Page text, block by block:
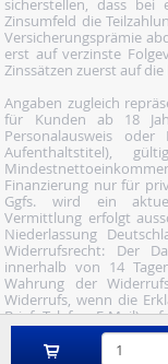
sicherstellen, dass bei
Zinsumfeld die
Versicherungsprämie
erst auf verzinste
Zinssätzen zuerst auf
Angaben zugleich
für Kunden ab 18
Personalausweis oder
Aufenthaltstitel),
Finanzierung nur für
Ggfs. wird ein
Vermittlung erfolgt
Niederlassung
Widerrufsrecht: Der
innerhalb von 14
Wahrung der
Widerrufs, wenn die
Brief, Telefax, E-Mail)
S.A. Niederlassung
03/34 69 54-